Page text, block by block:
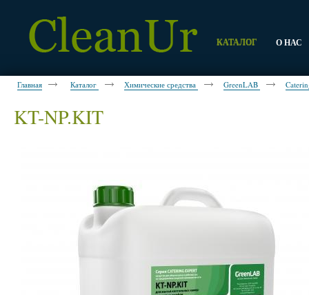
КАТАЛОГ О НАС
Главная Каталог Химические средства GreenLAB
KT-NP.KIT